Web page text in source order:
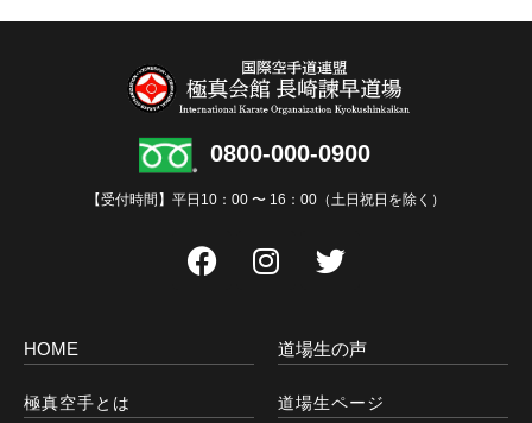
0800-000-0900
【受付時間】平日10：00 〜 16：00（土日祝日を除く）
HOME
極真空手とは
道場生の声
道場生ページ